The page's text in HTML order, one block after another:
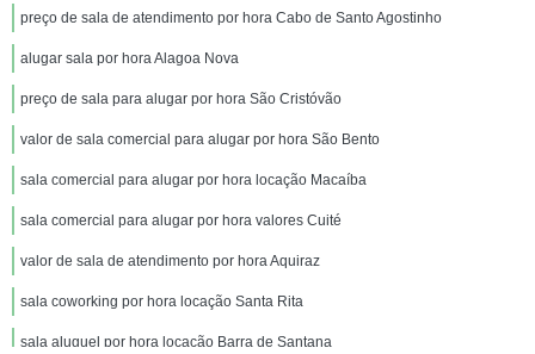
preço de sala de atendimento por hora Cabo de Santo Agostinho
alugar sala por hora Alagoa Nova
preço de sala para alugar por hora São Cristóvão
valor de sala comercial para alugar por hora São Bento
sala comercial para alugar por hora locação Macaíba
sala comercial para alugar por hora valores Cuité
valor de sala de atendimento por hora Aquiraz
sala coworking por hora locação Santa Rita
sala aluguel por hora locação Barra de Santana